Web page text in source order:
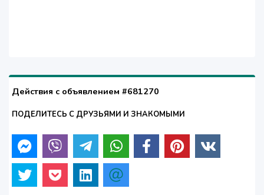
Действия с объявлением #681270
ПОДЕЛИТЕСЬ С ДРУЗЬЯМИ И ЗНАКОМЫМИ